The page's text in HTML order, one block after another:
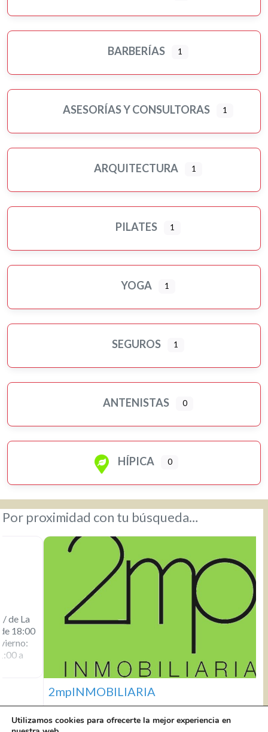
BARBERÍAS 1
ASESORÍAS Y CONSULTORAS 1
ARQUITECTURA 1
PILATES 1
YOGA 1
SEGUROS 1
ANTENISTAS 0
HÍPICA 0
Por proximidad con tu búsqueda…
2mpINMOBILIARIA
Utilizamos cookies para ofrecerte la mejor experiencia en